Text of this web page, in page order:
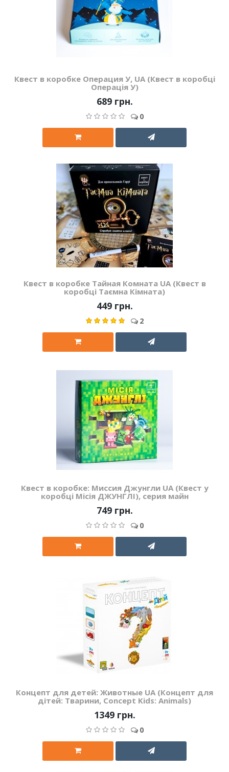
Квест в коробке Операция У, UA (Квест в коробці
Операція У)
689 грн.
0
Квест в коробке Тайная Комната UA (Квест в
коробці Таємна Кімната)
449 грн.
2
Квест в коробке: Миссия Джунгли UA (Квест у
коробці Місія ДЖУНГЛІ), серия майн
749 грн.
0
Концепт для детей: Животные UA (Концепт для
дітей: Тварини, Concept Kids: Animals)
1349 грн.
0